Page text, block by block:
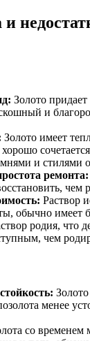
Золото придает
и
Золото имеет
и стилями
ремонта:
чем
Раствор
обычно имеет
родия, что
чем
менее
со временем